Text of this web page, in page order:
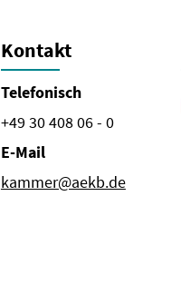
Kontakt
Telefonisch
+49 30 408 06 - 0
E-Mail
kammer@aekb.de